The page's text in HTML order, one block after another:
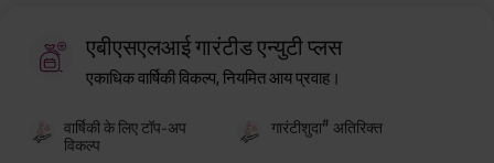
एबीएसएलआई गारंटीड एन्युटी प्लस
एकाधिक वार्षिकी विकल्प, नियमित आय प्रवाह।
वार्षिकी के लिए टॉप-अप
विकल्प
गारंटीशुदा# अतिरिक्त